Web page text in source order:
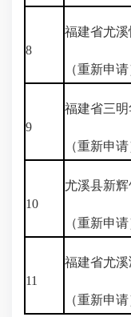
8
福建省尤溪
（重新申请
9
福建省三明
（重新申请
10
尤溪县新
（重新申请
11
福建省尤溪
（重新申请